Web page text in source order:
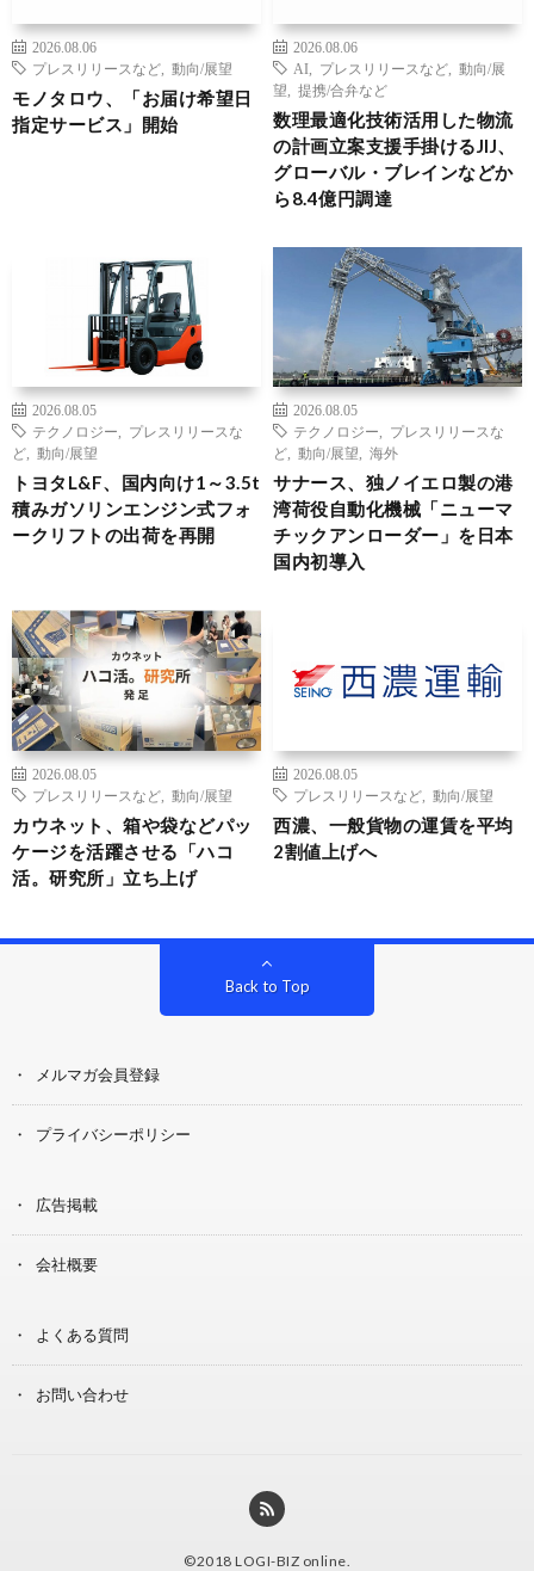
2026.08.06
プレスリリースなど
動向/展望
モノタロウ、「お届け希望日
指定サービス」開始
2026.08.06
AI
プレスリリースなど
動向/展
望
提携/合弁など
数理最適化技術活用した物流
の計画立案支援手掛けるJIJ、
グローバル・ブレインなどか
ら8.4億円調達
2026.08.05
テクノロジー
プレスリリースな
ど
動向/展望
トヨタL&F、国内向け1～3.5t
積みガソリンエンジン式フォ
ークリフトの出荷を再開
2026.08.05
テクノロジー
プレスリリースな
ど
動向/展望 海外
サナース、独ノイエロ製の港
湾荷役自動化機械「ニューマ
チックアンローダー」を日本
国内初導入
2026.08.05
プレスリリースなど
動向/展望
カウネット、箱や袋などパッ
ケージを活躍させる「ハコ
活。研究所」立ち上げ
2026.08.05
プレスリリースなど
動向/展望
西濃、一般貨物の運賃を平均
2割値上げへ
Back to Top
メルマガ会員登録
プライバシーポリシー
広告掲載
会社概要
よくある質問
お問い合わせ
©2018 LOGI-BIZ online